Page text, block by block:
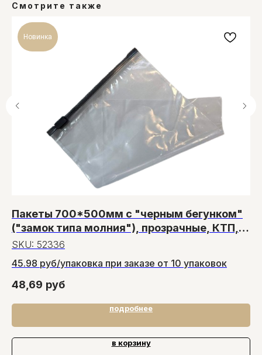
Смотрите также
Новинка
Пакеты 700*500мм с "черным бегунком"
("замок типа молния"), прозрачные, КТП,
60мкм, 50 шт
SKU: 52336
45.98 руб/упаковка при заказе от 10 упаковок
48,69 руб
подробнее
в корзину